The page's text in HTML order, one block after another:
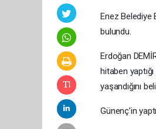
Enez Belediye
bulundu.
Erdoğan
hitaben
yaşandığını
Günenç’in